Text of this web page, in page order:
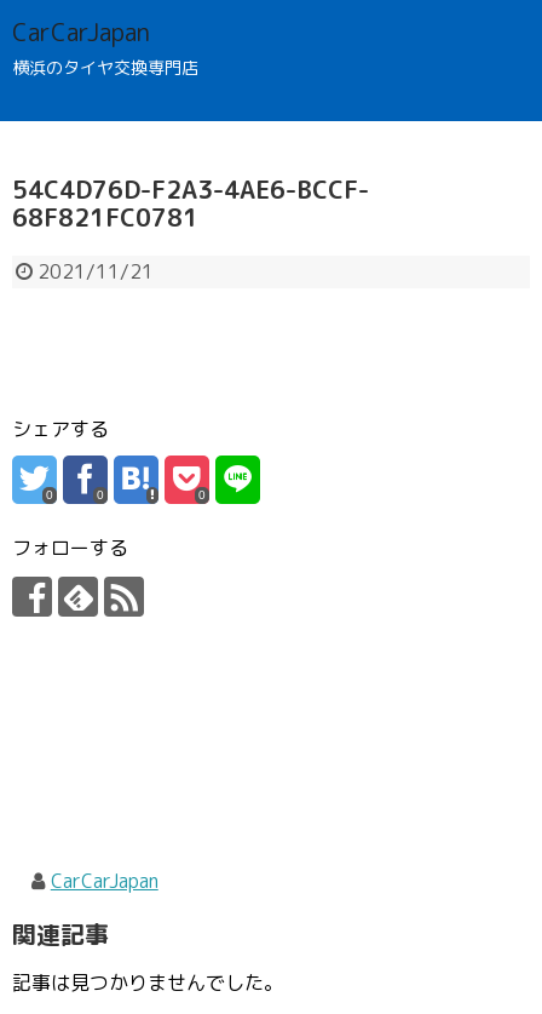
CarCarJapan
横浜のタイヤ交換専門店
54C4D76D-F2A3-4AE6-BCCF-
68F821FC0781
2021/11/21
シェアする
0 0 0
フォローする
CarCarJapan
関連記事
記事は見つかりませんでした。